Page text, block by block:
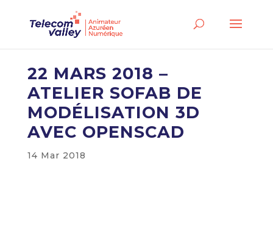
22 MARS 2018 –
ATELIER SOFAB DE
MODÉLISATION 3D
AVEC OPENSCAD
14 Mar 2018